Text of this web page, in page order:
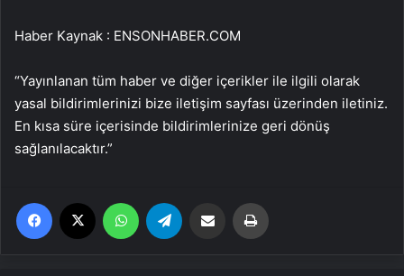
Haber Kaynak : ENSONHABER.COM
“Yayınlanan tüm haber ve diğer içerikler ile ilgili olarak
yasal bildirimlerinizi bize iletişim sayfası üzerinden iletiniz.
En kısa süre içerisinde bildirimlerinize geri dönüş
sağlanılacaktır.”
Facebook WhatsApp Email'den paylaş